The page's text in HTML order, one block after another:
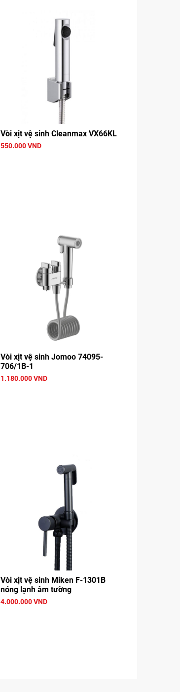
Vòi xịt vệ sinh Cleanmax VX66KL
550.000 VND
Vòi xịt vệ sinh Jomoo 74095-
706/1B-1
1.180.000 VND
Vòi xịt vệ sinh Miken F-1301B
nóng lạnh âm tường
4.000.000 VND